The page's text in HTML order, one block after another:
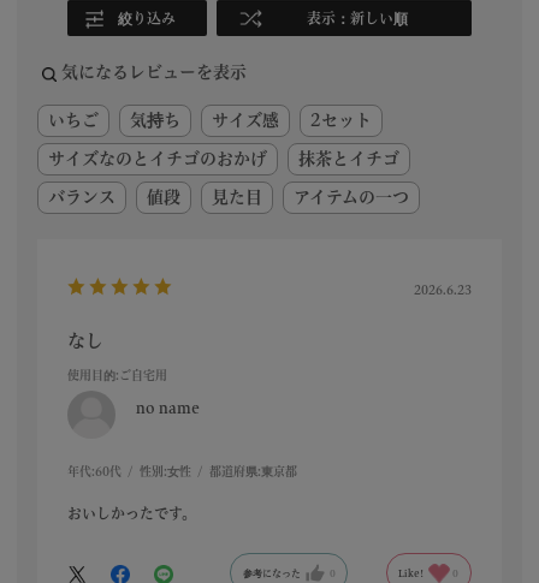
絞り込み 表示：新しい順
気になるレビューを表示
いちご 気持ち サイズ感 2セット
サイズなのとイチゴのおかげ 抹茶とイチゴ
バランス 値段 見た目 アイテムの一つ
2026.6.23
なし
使用目的:ご自宅用
no name
年代: 60代 性別:女性 都道府県: 東京都
おいしかったです。
参考になった Like!